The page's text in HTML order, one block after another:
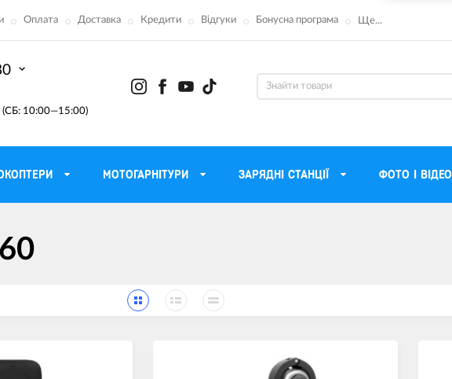
Оплата Доставка Кредити Відгуки Бонусна програма Ще...
10:00—15:00)
МОТОГАРНІТУРИ ЗАРЯДНІ СТАНЦІЇ ФОТО І ВІДЕО
Рідина для гальм
Носимі гаджети